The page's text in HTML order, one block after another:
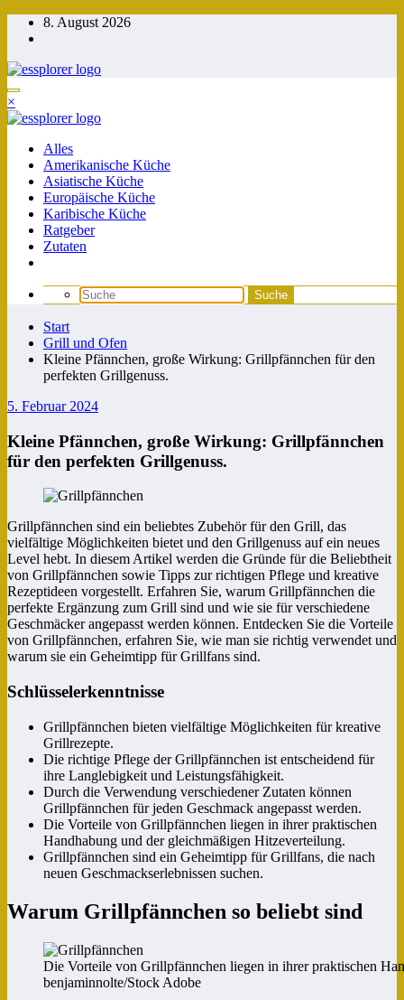
Zum
Inhalt
8. August 2026
×
Alles
Amerikanische Küche
Asiatische Küche
Europäische Küche
Karibische Küche
Ratgeber
Zutaten
Start
Grill und Ofen
Kleine Pfännchen, große Wirkung: Grillpfännchen für den
perfekten Grillgenuss.
5. Februar 2024
Kleine Pfännchen, große Wirkung: Grillpfännchen
für den perfekten Grillgenuss.
Grillpfännchen sind ein beliebtes Zubehör für den Grill, das
vielfältige Möglichkeiten bietet und den Grillgenuss auf ein neues
Level hebt. In diesem Artikel werden die Gründe für die Beliebtheit
von Grillpfännchen sowie Tipps zur richtigen Pflege und kreative
Rezeptideen vorgestellt. Erfahren Sie, warum Grillpfännchen die
perfekte Ergänzung zum Grill sind und wie sie für verschiedene
Geschmäcker angepasst werden können. Entdecken Sie die Vorteile
von Grillpfännchen, erfahren Sie, wie man sie richtig verwendet und
warum sie ein Geheimtipp für Grillfans sind.
Schlüsselerkenntnisse
Grillpfännchen bieten vielfältige Möglichkeiten für kreative
Grillrezepte.
Die richtige Pflege der Grillpfännchen ist entscheidend für
ihre Langlebigkeit und Leistungsfähigkeit.
Durch die Verwendung verschiedener Zutaten können
Grillpfännchen für jeden Geschmack angepasst werden.
Die Vorteile von Grillpfännchen liegen in ihrer praktischen
Handhabung und der gleichmäßigen Hitzeverteilung.
Grillpfännchen sind ein Geheimtipp für Grillfans, die nach
neuen Geschmackserlebnissen suchen.
Warum Grillpfännchen so beliebt sind
Die Vorteile von Grillpfännchen liegen in ihrer praktischen
benjaminnolte/Stock Adobe